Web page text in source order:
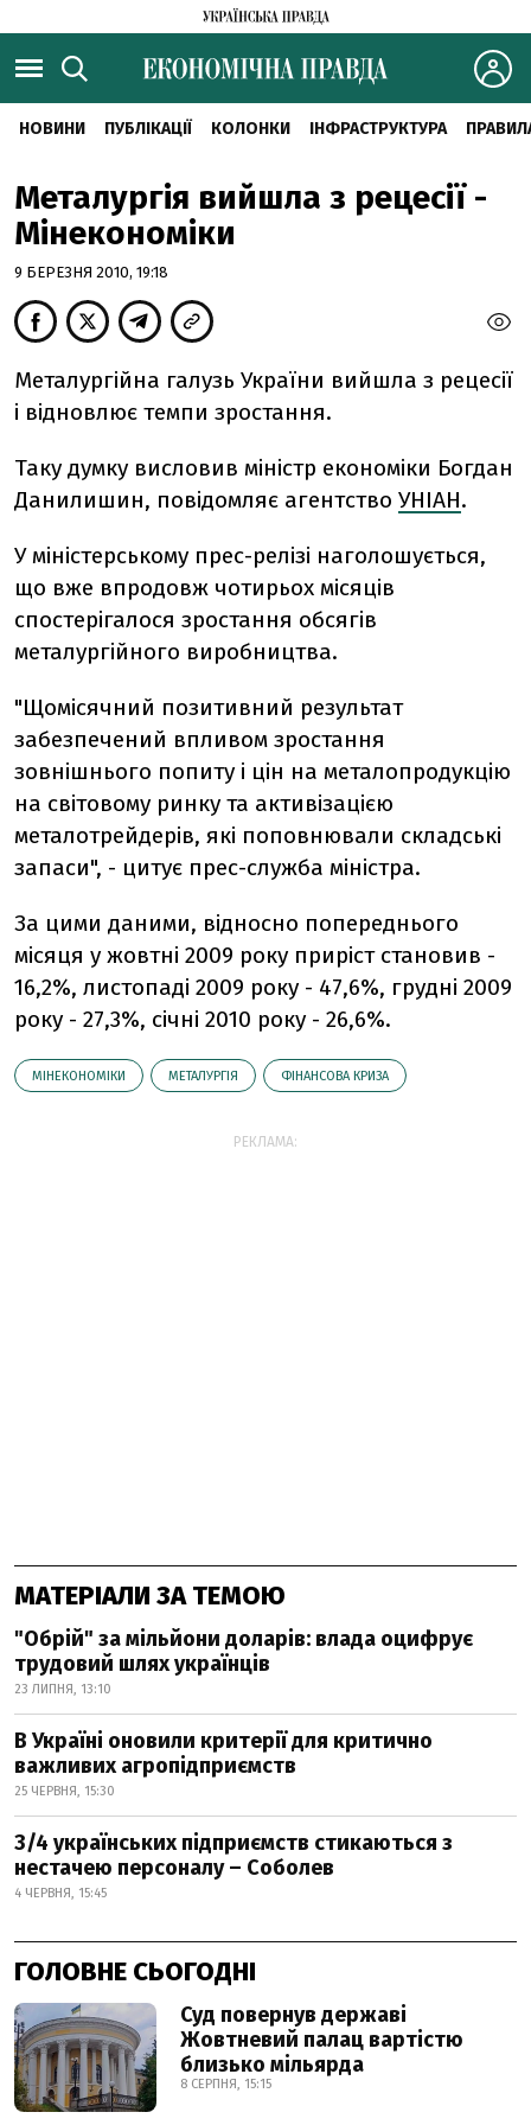
НОВИНИ ПУБЛІКАЦІЇ КОЛОНКИ ІНФРАСТРУКТУРА
Металургія вийшла з рецесії -
Мінекономіки
9 БЕРЕЗНЯ 2010, 19:18
Металургійна галузь України вийшла з рецесії
і відновлює темпи зростання.
Таку думку висловив міністр економіки Богдан
Данилишин, повідомляє агентство УНІАН.
У міністерському прес-релізі наголошується,
що вже впродовж чотирьох місяців
спостерігалося зростання обсягів
металургійного виробництва.
"Щомісячний позитивний результат
забезпечений впливом зростання
зовнішнього попиту і цін на металопродукцію
на світовому ринку та активізацією
металотрейдерів, які поповнювали складські
запаси", - цитує прес-служба міністра.
За цими даними, відносно попереднього
місяця у жовтні 2009 року приріст становив -
16,2%, листопаді 2009 року - 47,6%, грудні 2009
року - 27,3%, січні 2010 року - 26,6%.
МІНЕКОНОМІКИ МЕТАЛУРГІЯ ФІНАНСОВА КРИЗА
РЕКЛАМА:
МАТЕРІАЛИ ЗА ТЕМОЮ
"Обрій" за мільйони доларів: влада оцифрує
трудовий шлях українців
23 ЛИПНЯ, 13:10
В Україні оновили критерії для критично
важливих агропідприємств
25 ЧЕРВНЯ, 15:30
3/4 українських підприємств стикаються з
нестачею персоналу – Соболев
4 ЧЕРВНЯ, 15:45
ГОЛОВНЕ СЬОГОДНІ
Суд повернув державі
Жовтневий палац вартістю
близько мільярда
8 СЕРПНЯ, 15:15